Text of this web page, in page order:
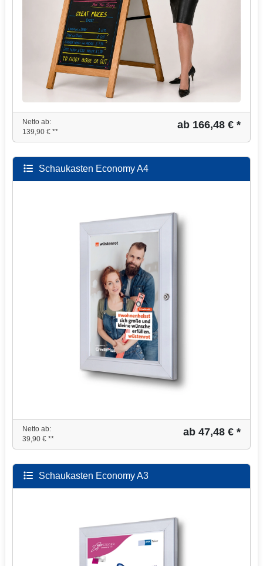
Netto ab:
139,90 € **
ab 166,48 € *
Schaukasten Economy A4
Netto ab:
39,90 € **
ab 47,48 € *
Schaukasten Economy A3